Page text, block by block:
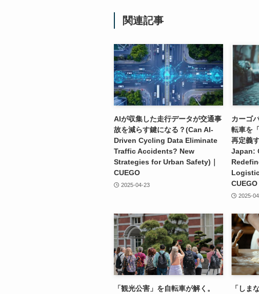
関連記事
AIが収集した走行データが交通事
故を減らす鍵になる？(Can AI-
Driven Cycling Data Eliminate
Traffic Accidents? New
Strategies for Urban Safety)｜
CUEGO
2025-04-23
カーゴ
転車を
再定義
Japan:
CUEGO
2025-
「観光公害」を自転車が解く。 「しま